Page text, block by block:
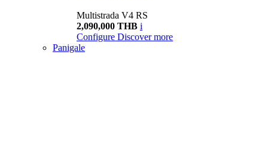
Multistrada V4 RS
2,090,000 THB i
Configure Discover more
Panigale